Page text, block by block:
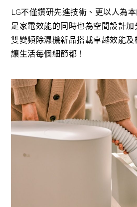
LG不僅鑽研先進技術、更以人為
足家電效能的同時也為空間設計
雙變頻除濕機新品搭載卓越效能
讓生活每個細節都！